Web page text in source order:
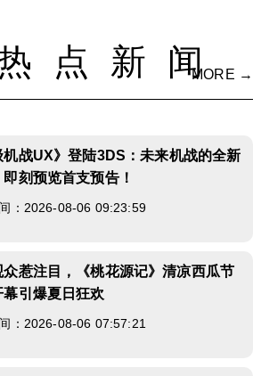
点新闻
MORE →
机战UX》登陆3DS：未来机战的全新
刻预览首支预告！
：2026-08-06 09:23:59
众惹注目，《桃花源记》清凉西瓜节
幕引爆夏日狂欢
：2026-08-06 07:57:21